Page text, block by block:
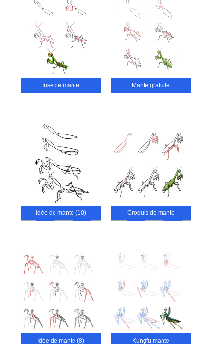
Insecte mante Mante gratuite
Idée de mante (10) Croquis de mante
Idée de mante (8) Kungfu mante